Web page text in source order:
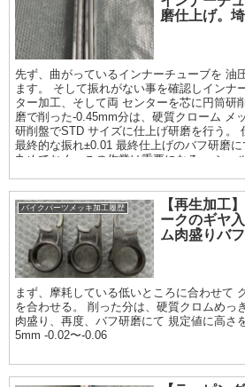
磨仕上げ。
先ず、曲がっているインナーチューブを 油
ます。 そして振れがない事を確認しインナ
ター加工、そして両 センターを芯に円筒研
磨で削った-0.45mm分は、硬質クローム メ
研削盤でSTD サイズに仕上げ研磨を行う。
最終的な振れ±0.01 最終仕上げのバフ研磨
丸めておく。この作業は重要になる。 シー
バイクパーツメッキ加工履歴
【再生加工
ークのギヤ
ム肉盛りバ
まず、摩耗している低いところに合わせて
を合わせる。 削った分は、硬質クロムめっ
肉盛り、再度、バフ研磨にて 規定値に高さ
5mm -0.02〜-0.06